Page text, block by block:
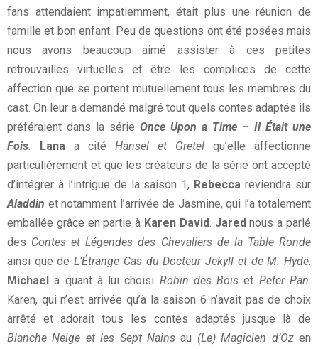
fans attendaient impatiemment, était plus une réunion de
famille et bon enfant. Peu de questions ont été posées mais
nous avons beaucoup aimé assister à ces petites
retrouvailles virtuelles et être les complices de cette
affection que se portent mutuellement tous les membres du
cast. On leur a demandé malgré tout quels contes adaptés ils
préféraient dans la série Once Upon a Time – Il Était une
Fois. Lana a cité Hansel et Gretel qu’elle affectionne
particulièrement et que les créateurs de la série ont accepté
d’intégrer à l’intrigue de la saison 1, Rebecca reviendra sur
Aladdin et notamment l’arrivée de Jasmine, qui l’a totalement
emballée grâce en partie à Karen David. Jarednous a parlé
des Contes et Légendes des Chevaliers de la Table Ronde
ainsi que deL’Étrange Cas du Docteur Jekyll et de M. Hyde.
Michael a quant à lui choisi Robin des Bois et Peter Pan.
Karen, qui n’est arrivée qu’à la saison 6 n’avait pas de choix
arrêté et adorait tous les contes adaptés jusque là de
Blanche Neige et les Sept Nains au (Le) Magicien d’Ozen